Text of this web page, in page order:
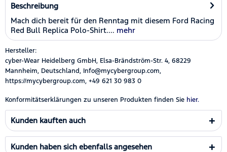
Beschreibung
Mach dich bereit für den Renntag mit diesem Ford Racing
Red Bull Replica Polo-Shirt.... mehr
Hersteller:
cyber-Wear Heidelberg GmbH, Elsa-Brändström-Str. 4, 68229
Mannheim, Deutschland, Info@mycybergroup.com,
https://mycybergroup.com, +49 621 30 983 0
Konformitätserklärungen zu unseren Produkten finden Sie hier.
Kunden kauften auch
Kunden haben sich ebenfalls angesehen